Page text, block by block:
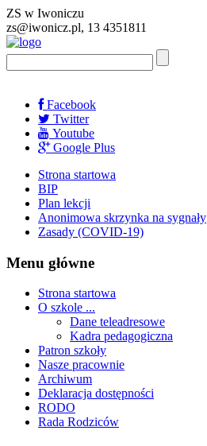
ZS w Iwoniczu
zs@iwonicz.pl, 13 4351811
Facebook
Twitter
Youtube
Google Plus
Strona startowa
BIP
Plan lekcji
Anonimowa skrzynka na sygnały
Zasady (COVID-19)
Menu główne
Strona startowa
O szkole ...
Dane teleadresowe
Kadra pedagogiczna
Patron szkoły
Nasze pracownie
Archiwum
Deklaracja dostępności
RODO
Rada Rodziców